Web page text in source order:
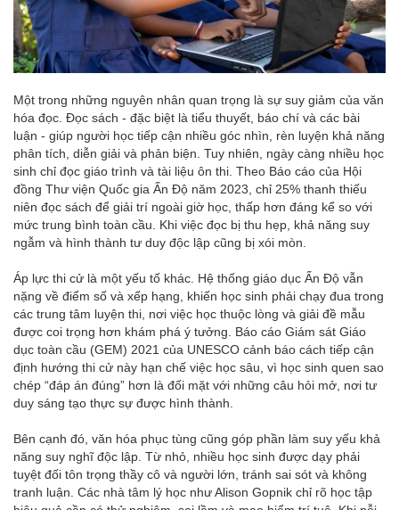
Một trong những nguyên nhân quan trọng là sự suy giảm của văn
hóa đọc. Đọc sách - đặc biệt là tiểu thuyết, báo chí và các bài
luận - giúp người học tiếp cận nhiều góc nhìn, rèn luyện khả năng
phân tích, diễn giải và phản biện. Tuy nhiên, ngày càng nhiều học
sinh chỉ đọc giáo trình và tài liệu ôn thi. Theo Báo cáo của Hội
đồng Thư viện Quốc gia Ấn Độ năm 2023, chỉ 25% thanh thiếu
niên đọc sách để giải trí ngoài giờ học, thấp hơn đáng kể so với
mức trung bình toàn cầu. Khi việc đọc bị thu hẹp, khả năng suy
ngẫm và hình thành tư duy độc lập cũng bị xói mòn.
Áp lực thi cử là một yếu tố khác. Hệ thống giáo dục Ấn Độ vẫn
nặng về điểm số và xếp hạng, khiến học sinh phải chạy đua trong
các trung tâm luyện thi, nơi việc học thuộc lòng và giải đề mẫu
được coi trọng hơn khám phá ý tưởng. Báo cáo Giám sát Giáo
dục toàn cầu (GEM) 2021 của UNESCO cảnh báo cách tiếp cận
định hướng thi cử này hạn chế việc học sâu, vì học sinh quen sao
chép “đáp án đúng” hơn là đối mặt với những câu hỏi mở, nơi tư
duy sáng tạo thực sự được hình thành.
Bên cạnh đó, văn hóa phục tùng cũng góp phần làm suy yếu khả
năng suy nghĩ độc lập. Từ nhỏ, nhiều học sinh được dạy phải
tuyệt đối tôn trọng thầy cô và người lớn, tránh sai sót và không
tranh luận. Các nhà tâm lý học như Alison Gopnik chỉ rõ học tập